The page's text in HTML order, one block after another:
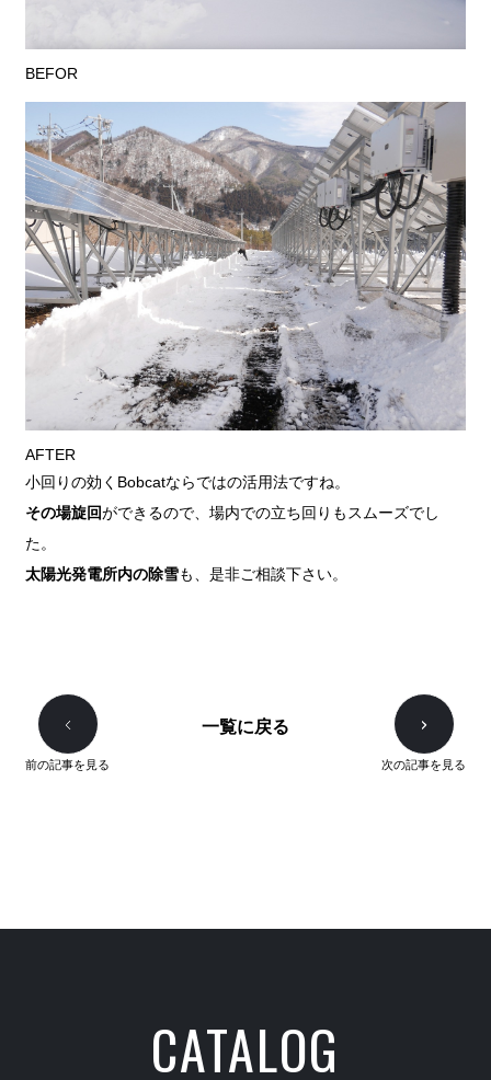
BEFOR
AFTER
小回りの効くBobcatならではの活用法ですね。
その場旋回ができるので、場内での立ち回りもスムーズでし
た。
太陽光発電所内の除雪も、是非ご相談下さい。
前の記事を見る
一覧に戻る
次の記事を見る
CATALOG